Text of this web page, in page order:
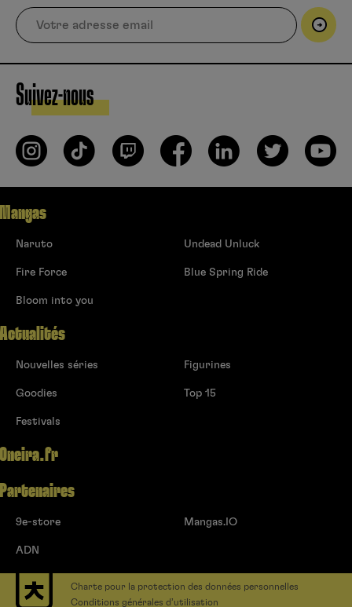
Suivez-nous
Mangas
Naruto
Fire Force
Bloom into you
Undead Unluck
Blue Spring Ride
Actualités
Nouvelles séries
Goodies
Festivals
Figurines
Top 15
Oneira.fr
Partenaires
9e-store
ADN
Mangas.IO
Charte pour la protection des données personnelles
Conditions générales d’utilisation